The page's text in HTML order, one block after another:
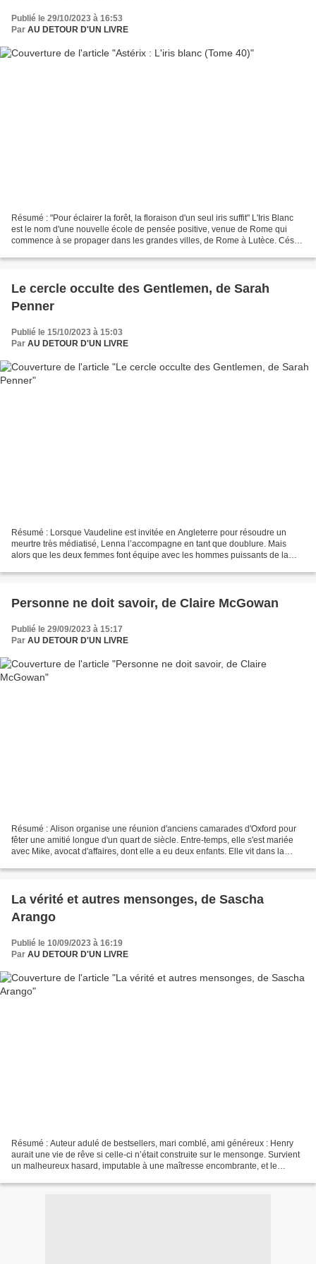
Publié le 29/10/2023 à 16:53
Par AU DETOUR D'UN LIVRE
Résumé : "Pour éclairer la forêt, la floraison d'un seul iris suffit" L'Iris Blanc
est le nom d'une nouvelle école de pensée positive, venue de Rome qui
commence à se propager dans les grandes villes, de Rome à Lutèce. César
Le cercle occulte des Gentlemen, de Sarah
Penner
Publié le 15/10/2023 à 15:03
Par AU DETOUR D'UN LIVRE
Résumé : Lorsque Vaudeline est invitée en Angleterre pour résoudre un
meurtre très médiatisé, Lenna l’accompagne en tant que doublure. Mais
alors que les deux femmes font équipe avec les hommes puissants de la
Personne ne doit savoir, de Claire McGowan
Publié le 29/09/2023 à 15:17
Par AU DETOUR D'UN LIVRE
Résumé : Alison organise une réunion d'anciens camarades d'Oxford pour
fêter une amitié longue d'un quart de siècle. Entre-temps, elle s'est mariée
avec Mike, avocat d'affaires, dont elle a eu deux enfants. Elle vit dans la
La vérité et autres mensonges, de Sascha
Arango
Publié le 10/09/2023 à 16:19
Par AU DETOUR D'UN LIVRE
Résumé : Auteur adulé de bestsellers, mari comblé, ami généreux : Henry
aurait une vie de rêve si celle-ci n’était construite sur le mensonge. Survient
un malheureux hasard, imputable à une maîtresse encombrante, et le